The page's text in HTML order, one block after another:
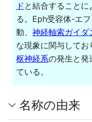
ド と結合すること
る。Eph受容体-エ
動、 神経軸索ガイダ
な現象に関与してお
枢神経系の発生と発
ている。
名称の由来